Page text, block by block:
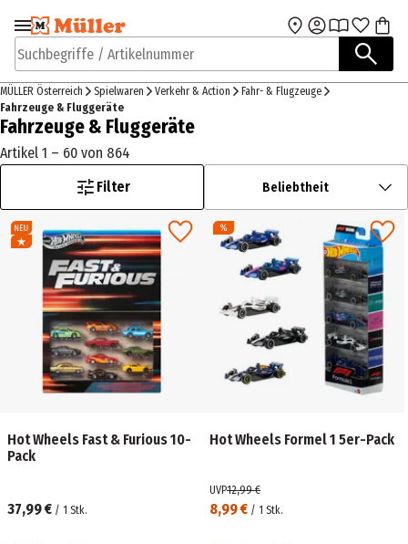
Zur Navigation
springen
Zum Hauptinhalt
Suchbegriffe / Artikelnummer
MÜLLER Österreich Spielwaren Verkehr & Action
Fahr- & Flugzeuge
Fahrzeuge & Fluggeräte
Fahrzeuge & Fluggeräte
Artikel 1 – 60 von 864
Filter
Beliebtheit
Hot Wheels Fast & Furious 10-
Pack
37,99 € / 1 Stk.
Hot Wheels Formel 1 5er-Pack
8,99 € / 1 Stk.
UVP12,99 €